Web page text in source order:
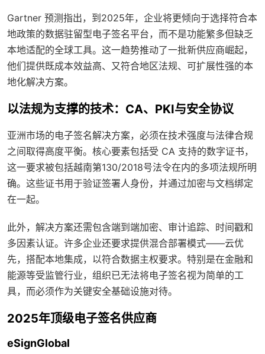
Gartner 预测指出，到2025年，企业将更倾向于选择符合本
地政策的数据驻留型电子签名平台，而不是功能繁多但缺乏
本地适配的全球工具。这一趋势推动了一批新供应商崛起，
他们提供既成本效益高、又符合地区法规、可扩展性强的本
地化解决方案。
以法规为支撑的技术：CA、PKI与安全协议
亚洲市场的电子签名解决方案，必须在技术强度与法律合规
之间取得高度平衡。核心要素包括受 CA 支持的数字证书，
这一要求被包括越南第130/2018号法令在内的多项法规所明
确。这些证书用于验证签署人身份，并通过加密与文档绑定
在一起。
此外，解决方案还需包含端到端加密、审计追踪、时间戳和
多因素认证。许多企业还要求提供混合部署模式——云优
先，搭配本地集成，以符合数据主权要求。特别是在金融和
能源等受监管行业，组织已无法将电子签名视为简单的工
具，而必须作为关键安全基础设施对待。
2025年顶级电子签名供应商
eSignGlobal